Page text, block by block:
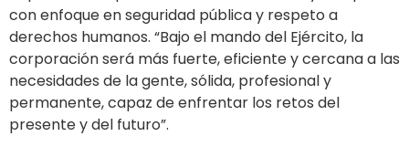
con enfoque en seguridad pública y respeto a
derechos humanos. “Bajo el mando del Ejército, la
corporación será más fuerte, eficiente y cercana a las
necesidades de la gente, sólida, profesional y
permanente, capaz de enfrentar los retos del
presente y del futuro”.